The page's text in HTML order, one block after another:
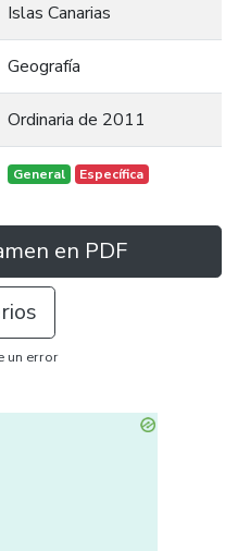
Islas Canarias
Geografía
Ordinaria de 2011
General Específica
en PDF
un error